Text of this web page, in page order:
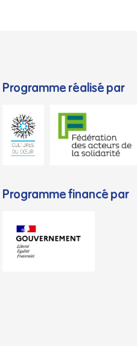
Programme réalisé par
Programme financé par